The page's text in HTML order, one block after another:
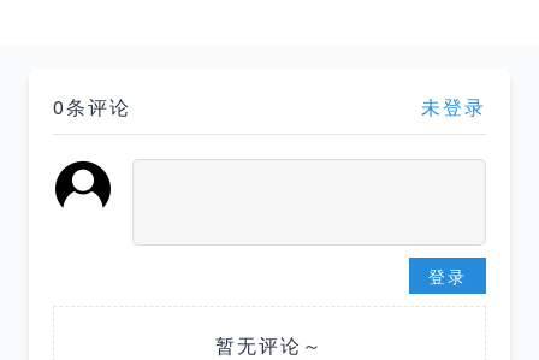
0条评论 未登录
登录
暂无评论～